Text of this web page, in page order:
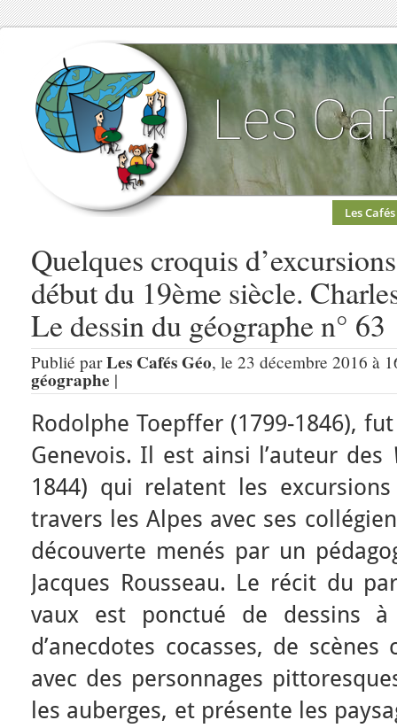
Les Cafés
Quelques croquis
début du 19ème siècle.
Le dessin du géographe n° 63
Publié parLes Cafés Géo, le 23 décembre 2016 à
géographe |
Rodolphe Toepffer (1799-1846),
Genevois. Il est ainsi l’auteur des
1844) qui relatent les
travers les Alpes avec ses
découverte menés par un
Jacques Rousseau. Le récit du
vaux est ponctué de dessins
d’anecdotes cocasses, de
avec des personnages
les auberges, et présente les